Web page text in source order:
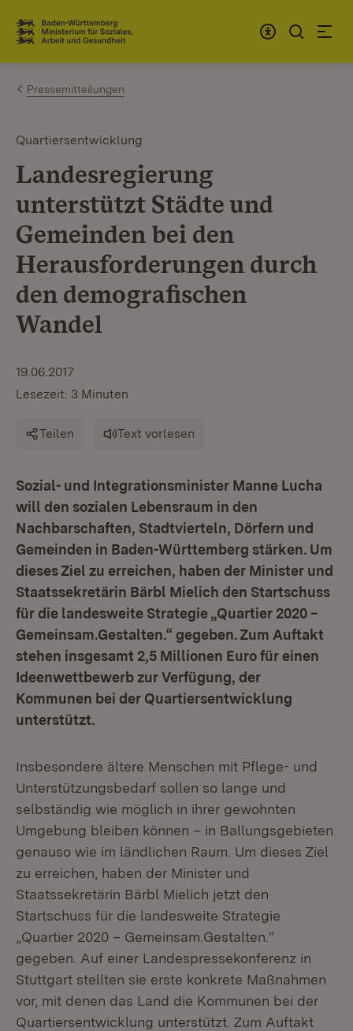
Zum Inhalt springen
Link zur Startseite
Pressemitteilungen
Quartiersentwicklung
Landesregierung
unterstützt Städte und
Gemeinden bei den
Herausforderungen durch
den demografischen
Wandel
19.06.2017
Lesezeit: 3 Minuten
Teilen Text vorlesen
Sozial- und Integrationsminister Manne Lucha
will den sozialen Lebensraum in den
Nachbarschaften, Stadtvierteln, Dörfern und
Gemeinden in Baden-Württemberg stärken. Um
dieses Ziel zu erreichen, haben der Minister und
Staatssekretärin Bärbl Mielich den Startschuss
für die landesweite Strategie „Quartier 2020 –
Gemeinsam.Gestalten.“ gegeben. Zum Auftakt
stehen insgesamt 2,5 Millionen Euro für einen
Ideenwettbewerb zur Verfügung, der
Kommunen bei der Quartiersentwicklung
unterstützt.
Insbesondere ältere Menschen mit Pflege- und
Unterstützungsbedarf sollen so lange und
selbständig wie möglich in ihrer gewohnten
Umgebung bleiben können – in Ballungsgebieten
genauso wie im ländlichen Raum. Um dieses Ziel
zu erreichen, haben der Minister und
Staatssekretärin Bärbl Mielich jetzt den
Startschuss für die landesweite Strategie
„Quartier 2020 – Gemeinsam.Gestalten.“
gegeben. Auf einer Landespressekonferenz in
Stuttgart stellten sie erste konkrete Maßnahmen
vor, mit denen das Land die Kommunen bei der
Quartiersentwicklung unterstützt. Zum Auftakt